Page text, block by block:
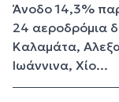
Άνοδο 14,3%
24 αεροδρόμια
Καλαμάτα,
Ιωάννινα, Χίο...